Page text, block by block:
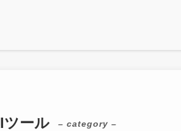
ツール – category –